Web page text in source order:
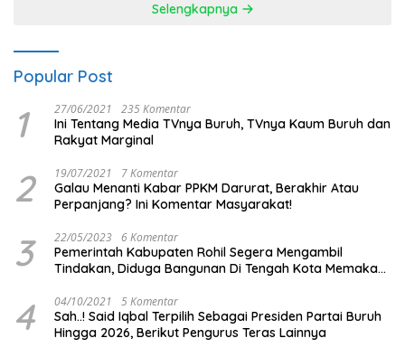
Selengkapnya
Popular Post
1 27/06/2021 235 Komentar
Ini Tentang Media TVnya Buruh, TVnya Kaum Buruh dan
Rakyat Marginal
2 19/07/2021 7 Komentar
Galau Menanti Kabar PPKM Darurat, Berakhir Atau
Perpanjang? Ini Komentar Masyarakat!
3 22/05/2023 6 Komentar
Pemerintah Kabupaten Rohil Segera Mengambil
Tindakan, Diduga Bangunan Di Tengah Kota Memakan
4 04/10/2021 5 Komentar
Sah..! Said Iqbal Terpilih Sebagai Presiden Partai Buruh
Hingga 2026, Berikut Pengurus Teras Lainnya